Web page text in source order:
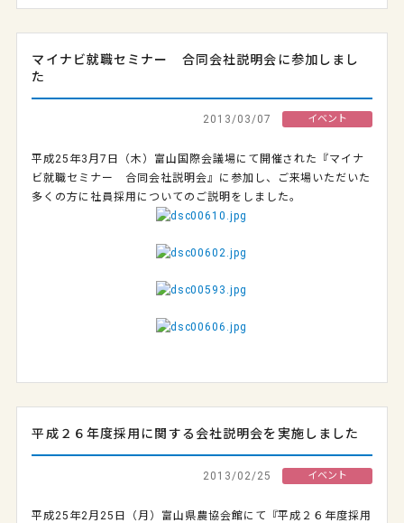
マイナビ就職セミナー 合同会社説明会に参加しまし
た
2013/03/07 イベント
平成25年3月7日（木）富山国際会議場にて開催された『マイナ
ビ就職セミナー 合同会社説明会』に参加し、ご来場いただいた
多くの方に社員採用についてのご説明をしました。
平成２６年度採用に関する会社説明会を実施しました
2013/02/25 イベント
平成25年2月25日（月）富山県農協会館にて『平成２６年度採用